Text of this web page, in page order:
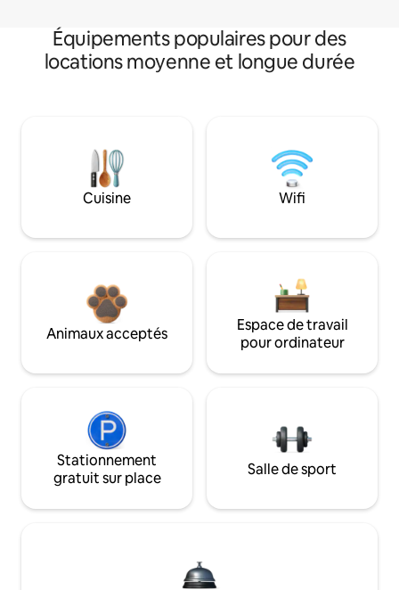
Équipements populaires pour des
locations moyenne et longue durée
Cuisine Wifi
Animaux acceptés
Espace de travail
pour ordinateur
Stationnement
gratuit sur place
Salle de sport